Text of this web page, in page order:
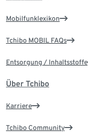
Mobilfunklexikon
Tchibo MOBIL FAQs
Entsorgung / Inhaltsstoffe
Über Tchibo
Karriere
Tchibo Community